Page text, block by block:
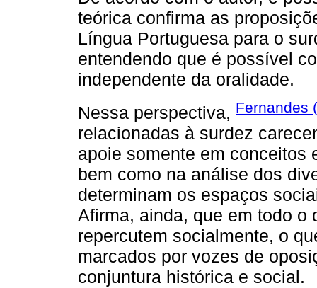
teórica confirma as
Língua Portuguesa para o
entendendo que é possível
independente da oralidade.
Nessa perspectiva, Fernandes
relacionadas à surdez
apoie somente em conceitos
bem como na análise dos
determinam os espaços
Afirma, ainda, que em todo o
repercutem socialmente, o
marcados por vozes de
conjuntura histórica e social.